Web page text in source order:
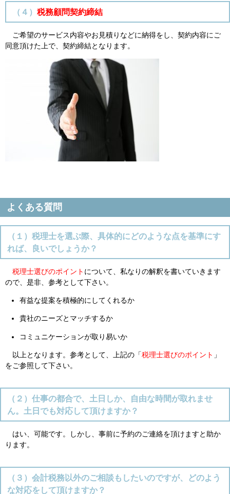
（４） 税務顧問契約締結
ご希望のサービス内容やお見積りなどに納得をし、契約内容にご
同意頂けた上で、契約締結となります。
よくある質問
（１）税理士を選ぶ際、具体的にどのような点を基準にす
れば、良いでしょうか？
税理士選びのポイント について、私なりの解釈を書いていきます
ので、是非、参考として下さい。
有益な提案を積極的にしてくれるか
貴社のニーズとマッチするか
コミュニケーションが取り易いか
以上となります。参考として、上記の「税理士選びのポイント 」
をご参照して下さい。
（２）仕事の都合で、土日しか、自由な時間が取れませ
ん。土日でも対応して頂けますか？
はい、可能です。しかし、事前に予約のご連絡を頂けますと助か
ります。
（３）会計税務以外のご相談もしたいのですが、どのよう
な対応をして頂けますか？